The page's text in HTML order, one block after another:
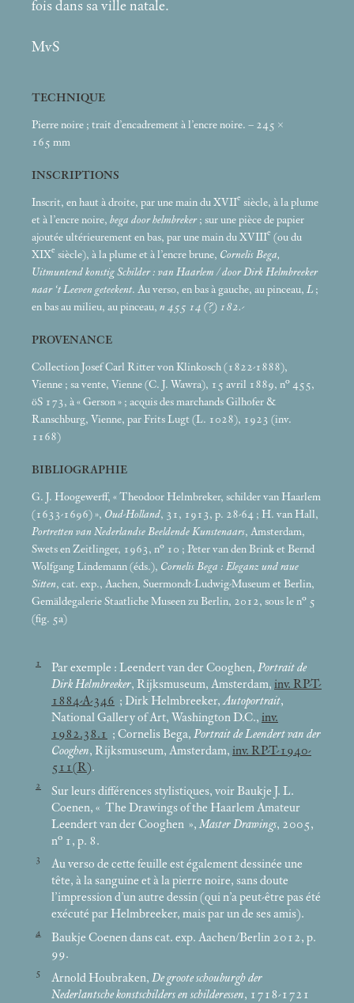
fois dans sa ville natale.
MvS
TECHNIQUE
Pierre noire ; trait d’encadrement à l’encre noire. – 245 ×
165 mm
INSCRIPTIONS
Inscrit, en haut à droite, par une main du XVIIe siècle, à la plume
et à l’encre noire, bega door helmbreker ; sur une pièce de papier
ajoutée ultérieurement en bas, par une main du XVIIIe (ou du
XIXe siècle), à la plume et à l’encre brune, Cornelis Bega,
Uitmuntend konstig Schilder : van Haarlem / door Dirk Helmbreeker
naar ‘t Leeven geteekent. Au verso, en bas à gauche, au pinceau, L ;
en bas au milieu, au pinceau, n 455 14 (?) 182.-
PROVENANCE
Collection Josef Carl Ritter von Klinkosch (1822-1888),
Vienne ; sa vente, Vienne (C. J. Wawra), 15 avril 1889, n° 455,
öS 173, à «Gerson» ; acquis des marchands Gilhofer &
Ranschburg, Vienne, par Frits Lugt (L. 1028), 1923 (inv.
1168)
BIBLIOGRAPHIE
G. J. Hoogewerff, «Theodoor Helmbreker, schilder van Haarlem
(1633-1696)», Oud-Holland, 31, 1913, p. 28-64 ; H. van Hall,
Portretten van Nederlandse Beeldende Kunstenaars, Amsterdam,
Swets en Zeitlinger, 1963, n° 10 ; Peter van den Brink et Bernd
Wolfgang Lindemann (éds.), Cornelis Bega : Eleganz und raue
Sitten, cat. exp., Aachen, Suermondt-Ludwig-Museum et Berlin,
Gemäldegalerie Staatliche Museen zu Berlin, 2012, sous le n° 5
(fig. 5a)
1 Par exemple : Leendert van der Cooghen, Portrait de
Dirk Helmbreeker, Rijksmuseum, Amsterdam, inv. RP-T-
1884-A-346 ; Dirk Helmbreeker,Autoportrait,
National Gallery of Art, Washington D.C., inv.
1982.38.1 ; Cornelis Bega, Portrait de Leendert van der
Cooghen, Rijksmuseum, Amsterdam, inv. RP-T-1940-
511(R).
2
Sur leurs différences stylistiques, voir Baukje J. L.
Coenen, « The Drawings of the Haarlem Amateur
Leendert van der Cooghen »,Master Drawings, 2005,
n° 1, p. 8.
3
Au verso de cette feuille est également dessinée une
tête, à la sanguine et à la pierre noire, sans doute
l’impression d’un autre dessin (qui n’a peut-être pas été
exécuté par Helmbreeker, mais par un de ses amis).
4
Baukje Coenen dans cat. exp. Aachen/Berlin 2012, p.
99.
5 Arnold Houbraken, De groote schouburgh der
Nederlantsche konstschilders en schilderessen, 1718-1721